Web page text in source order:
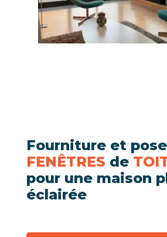
Fourniture et
FENÊTRES de
pour une maison
éclairée